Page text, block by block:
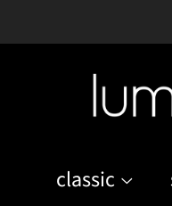
classic